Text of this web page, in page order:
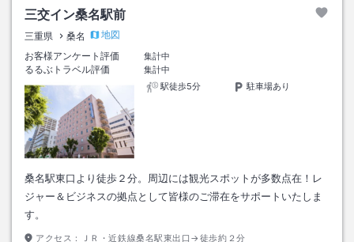
三交イン桑名駅前
三重県 桑名
地図
お客様アンケート評価
集計中
るるぶトラベル評価
集計中
駅徒歩5分
駐車場あり
桑名駅東口より徒歩２分。周辺には観光スポットが多数点在！レ
ジャー＆ビジネスの拠点として皆様のご滞在をサポートいたしま
す。
アクセス： ＪＲ・近鉄線桑名駅東出口→徒歩約２分